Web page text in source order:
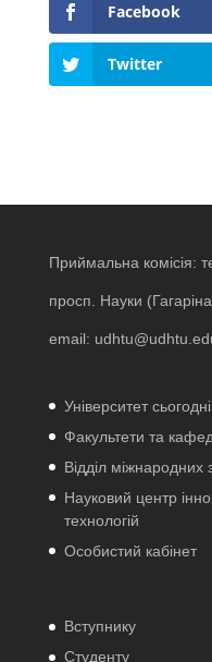
Facebook
Twitter
Приймальна комісія:
просп. Науки
email:
Університет сьогодні
Факультети та
Відділ міжнародних
Науковий центр
технологій
Особистий кабінет
Вступнику
Студенту